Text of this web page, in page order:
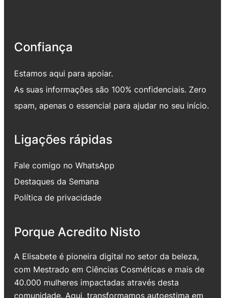
Confiança
Estamos aqui para apoiar.
As suas informações são 100% confidenciais. Zero
spam, apenas o essencial para ajudar no seu início.
Ligações rápidas
Fale comigo no WhatsApp
Destaques da Semana
Política de privacidade
Porque Acredito Nisto
A Elisabete é pioneira digital no setor da beleza,
com Mestrado em Ciências Cosméticas e mais de
40.000 mulheres impactadas através desta
comunidade. Aqui, transformamos autoestima em